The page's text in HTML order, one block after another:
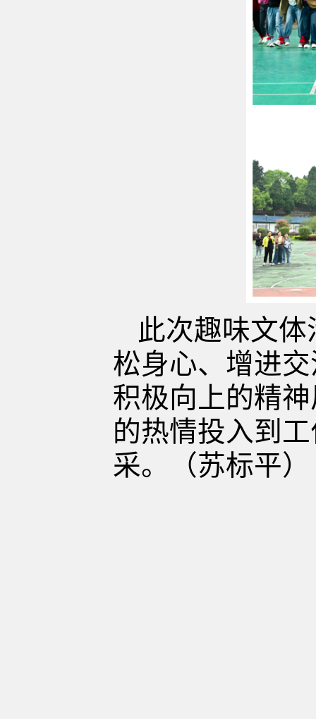
此次趣味文
松身心、增进
积极向上的精
的热情投入到
采。
（苏标平）